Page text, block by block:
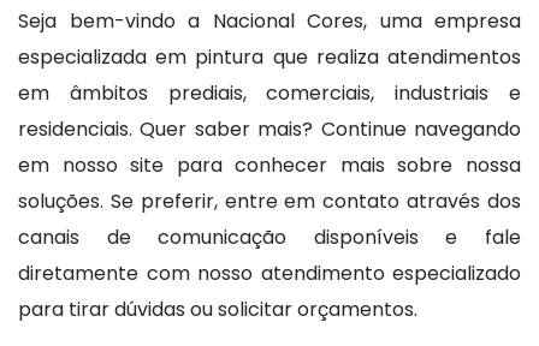
Seja bem-vindo a Nacional Cores, uma empresa
especializada em pintura que realiza atendimentos
em âmbitos prediais, comerciais, industriais e
residenciais. Quer saber mais? Continue navegando
em nosso site para conhecer mais sobre nossa
soluções. Se preferir, entre em contato através dos
canais de comunicação disponíveis e fale
diretamente com nosso atendimento especializado
para tirar dúvidas ou solicitar orçamentos.